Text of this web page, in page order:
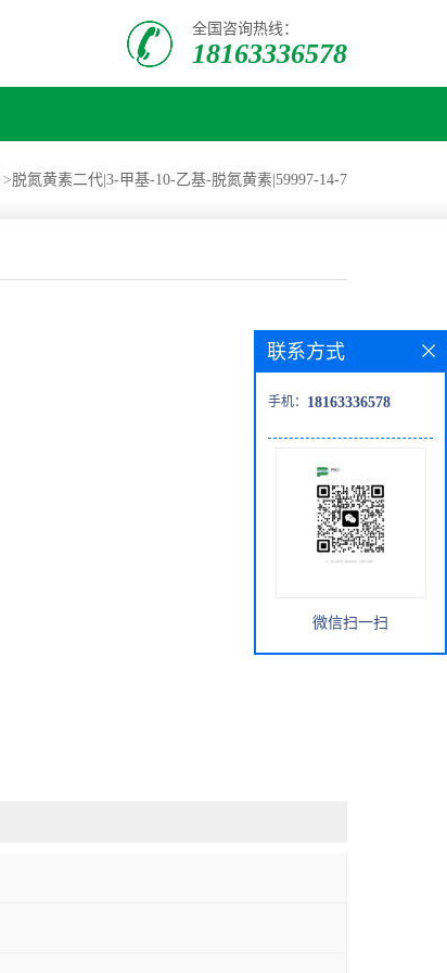
全国咨询热线：
18163336578
>脱氮黄素二代|3-甲基-10-乙基-脱氮黄素|59997-14-7
联系方式
手机： 18163336578
微信扫一扫